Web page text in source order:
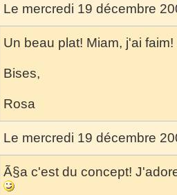
Le mercredi 19 décembre
Un beau plat! Miam, j'ai faim!
Bises,
Rosa
Le mercredi 19 décembre
Ã§a c'est du concept!